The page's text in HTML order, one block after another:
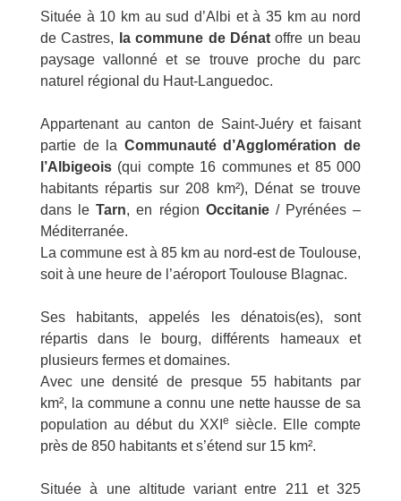
Située à 10 km au sud d’Albi et à 35 km au nord
de Castres,
la commune de Dénatoffre un beau
paysage vallonné et se trouve proche du parc
naturel régional du Haut-Languedoc.
Appartenant au canton de Saint-Juéry et faisant
partie de la Communauté d’Agglomération de
l’Albigeois (qui compte 16 communes et 85 000
habitants répartis sur 208 km²), Dénat se trouve
dans leTarn, en région Occitanie/ Pyrénées –
Méditerranée.
La commune est à 85 km au nord-est de Toulouse,
soit à une heure de l’aéroport Toulouse Blagnac.
Ses habitants, appelés les dénatois(es), sont
répartis dans le bourg, différents hameaux et
plusieurs fermes et domaines.
Avec une densité de presque 55 habitants par
km², la commune a connu une nette hausse de sa
population au début du XXIe siècle. Elle compte
près de 850 habitants et s’étend sur 15 km².
Située à une altitude variant entre 211 et 325